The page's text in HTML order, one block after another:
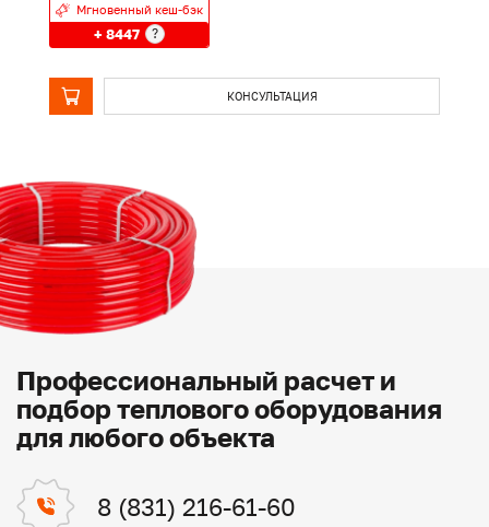
Мгновенный кеш-бэк
+ 8447 ?
КОНСУЛЬТАЦИЯ
Профессиональный расчет и
подбор теплового оборудования
для любого объекта
8 (831) 216-61-60